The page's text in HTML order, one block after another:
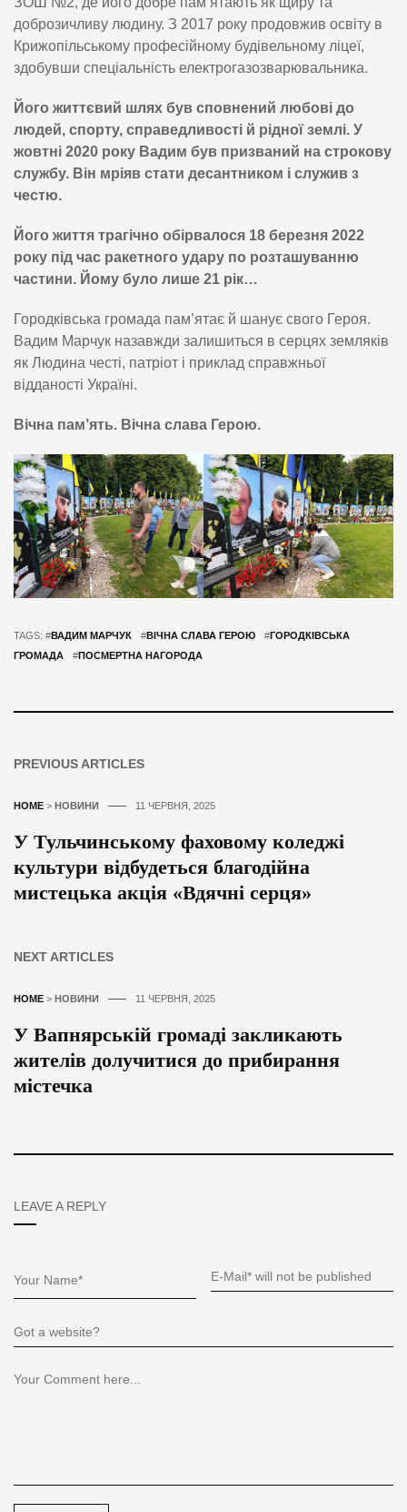
доброзичливу людину. З 2017 року продовжив освіту в
Крижопільському професійному будівельному ліцеї,
здобувши спеціальність електрогазозварювальника.
Його життєвий шлях був сповнений любові до
людей, спорту, справедливості й рідної землі. У
жовтні 2020 року Вадим був призваний на строкову
службу. Він мріяв стати десантником і служив з
честю.
Його життя трагічно обірвалося 18 березня 2022
року під час ракетного удару по розташуванню
частини. Йому було лише 21 рік…
Городківська громада пам’ятає й шанує свого Героя.
Вадим Марчук назавжди залишиться в серцях земляків
як Людина честі, патріот і приклад справжньої
відданості Україні.
Вічна пам’ять. Вічна слава Герою.
TAGS: #ВАДИМ МАРЧУК #ВІЧНА СЛАВА ГЕРОЮ #ГОРОДКІВСЬКА
ГРОМАДА
#ПОСМЕРТНА НАГОРОДА
PREVIOUS ARTICLES
HOME > НОВИНИ 11 ЧЕРВНЯ, 2025
У Тульчинському фаховому коледжі
культури відбудеться благодійна
мистецька акція «Вдячні серця»
NEXT ARTICLES
HOME > НОВИНИ 11 ЧЕРВНЯ, 2025
У Вапнярській громаді закликають
жителів долучитися до прибирання
містечка
LEAVE A REPLY